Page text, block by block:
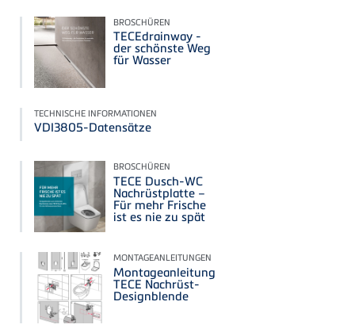
BROSCHÜREN
TECEdrainway -
der schönste Weg
für Wasser
TECHNISCHE INFORMATIONEN
VDI3805-Datensätze
BROSCHÜREN
TECE Dusch-WC
Nachrüstplatte –
Für mehr Frische
ist es nie zu spät
MONTAGEANLEITUNGEN
Montageanleitung
TECE Nachrüst-
Designblende